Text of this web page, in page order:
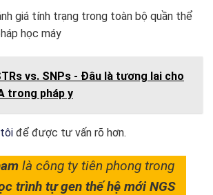
giá tính trạng trong toàn bộ quần thể
học máy
vs. SNPs - Đâu là tương lai cho
trong pháp y
để được tư vấn rõ hơn.
là công ty tiên phong trong
trình tự gen thế hệ mới NGS